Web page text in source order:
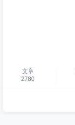
文章
2780